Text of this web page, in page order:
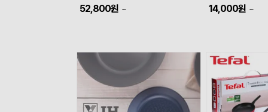
52,800원 ~ 14,000원 ~